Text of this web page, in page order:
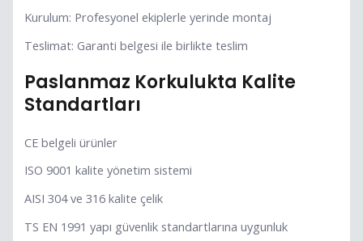
Kurulum: Profesyonel ekiplerle yerinde montaj
Teslimat: Garanti belgesi ile birlikte teslim
Paslanmaz Korkulukta Kalite
Standartları
CE belgeli ürünler
ISO 9001 kalite yönetim sistemi
AISI 304 ve 316 kalite çelik
TS EN 1991 yapı güvenlik standartlarına uygunluk